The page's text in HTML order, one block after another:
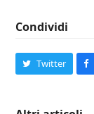
Condividi
Twitter